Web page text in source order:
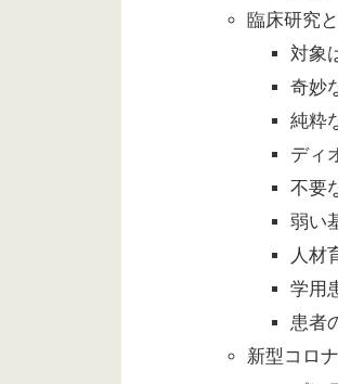
臨床研究
対象
奇妙
純粋
ディ
不要
弱い
人材
学用
患者
新型コロ